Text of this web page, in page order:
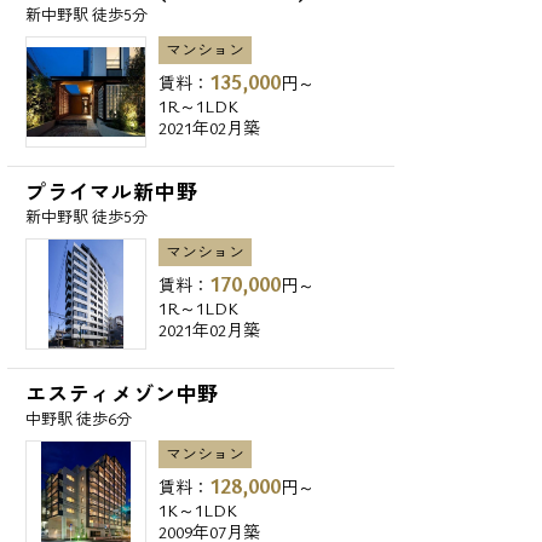
新中野駅 徒歩5分
マンション
賃料： 135,000円～
1R～1LDK
2021年02月築
プライマル新中野
新中野駅 徒歩5分
マンション
賃料： 170,000円～
1R～1LDK
2021年02月築
エスティメゾン中野
中野駅 徒歩6分
マンション
賃料： 128,000円～
1K～1LDK
2009年07月築